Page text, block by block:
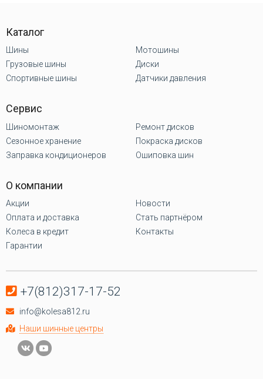
Каталог
Шины
Грузовые шины
Спортивные шины
Мотошины
Диски
Датчики давления
Сервис
Шиномонтаж
Сезонное хранение
Заправка кондиционеров
Ремонт дисков
Покраска дисков
Ошиповка шин
О компании
Акции
Оплата и доставка
Колеса в кредит
Гарантии
Новости
Стать партнёром
Контакты
+7(812)317-17-52
info@kolesa812.ru
Наши шинные центры